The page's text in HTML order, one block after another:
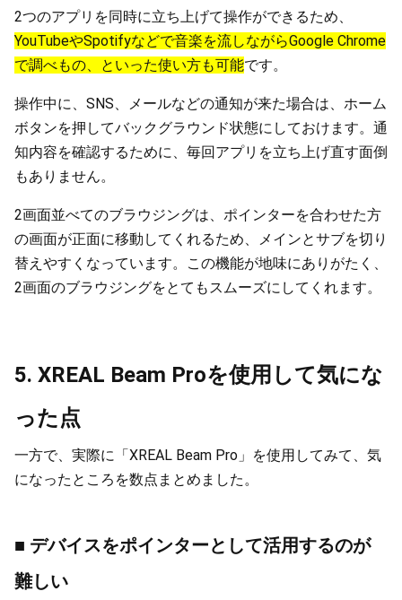
2つのアプリを同時に立ち上げて操作ができるため、
YouTubeやSpotifyなどで音楽を流しながらGoogle Chrome
で調べもの、といった使い方も可能です。
操作中に、SNS、メールなどの通知が来た場合は、ホーム
ボタンを押してバックグラウンド状態にしておけます。通
知内容を確認するために、毎回アプリを立ち上げ直す面倒
もありません。
2画面並べてのブラウジングは、ポインターを合わせた方
の画面が正面に移動してくれるため、メインとサブを切り
替えやすくなっています。この機能が地味にありがたく、
2画面のブラウジングをとてもスムーズにしてくれます。
5. XREAL Beam Proを使用して気にな
った点
一方で、実際に「XREAL Beam Pro」を使用してみて、気
になったところを数点まとめました。
■ デバイスをポインターとして活用するのが
難しい